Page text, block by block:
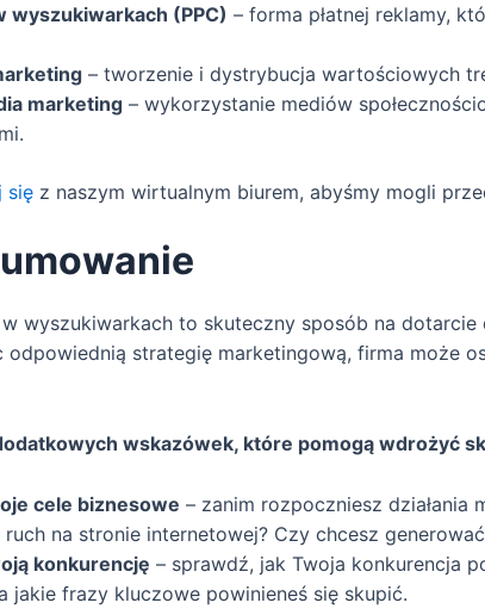
wyszukiwarkach (PPC) – forma płatnej reklamy,
– tworzenie i dystrybucja wartościowych
marketing – wykorzystanie mediów
się z naszym wirtualnym biurem, abyśmy mogli
wyszukiwarkach to skuteczny sposób na
odpowiednią strategię marketingową, firma może
wskazówek, które pomogą wdrożyć
cele biznesowe – zanim rozpoczniesz działania
na stronie internetowej? Czy chcesz
konkurencję – sprawdź, jak Twoja konkurencja
jakie frazy kluczowe powinieneś się skupić.